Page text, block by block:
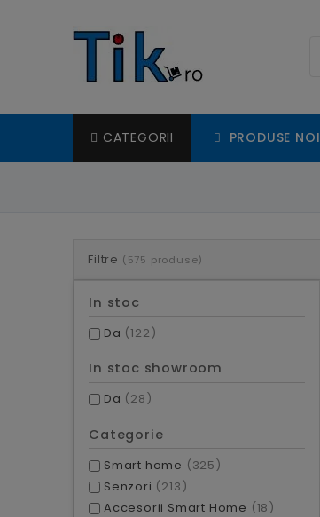
CATEGORII PRODUSE NOI
Filtre (575 produse)
In stoc
Da (122)
In stoc showroom
Da (28)
Categorie
Smart home (325)
Senzori (213)
Accesorii Smart Home (18)